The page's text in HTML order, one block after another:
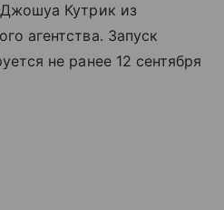
Кутрик из
агентства. Запуск
не ранее 12 сентября